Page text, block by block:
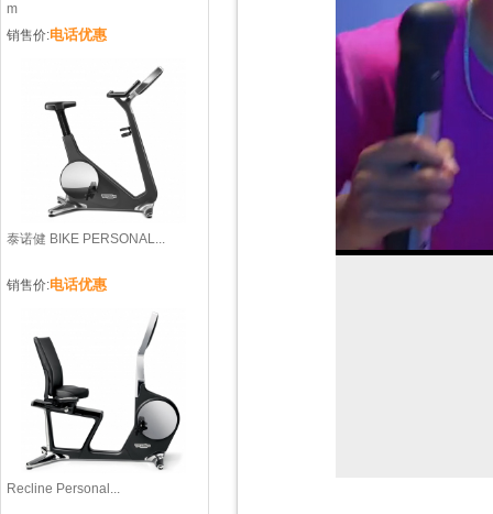
m
销售价:电话优惠
泰诺健 BIKE PERSONAL...
销售价:电话优惠
Recline Personal...